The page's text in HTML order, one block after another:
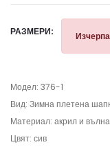
РАЗМЕРИ:
Модел: 376-1
Вид: Зимна плетена
Материал: акрил и
Цвят: сив